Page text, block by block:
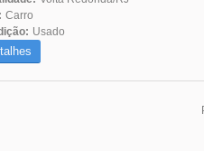
Carro
Usado